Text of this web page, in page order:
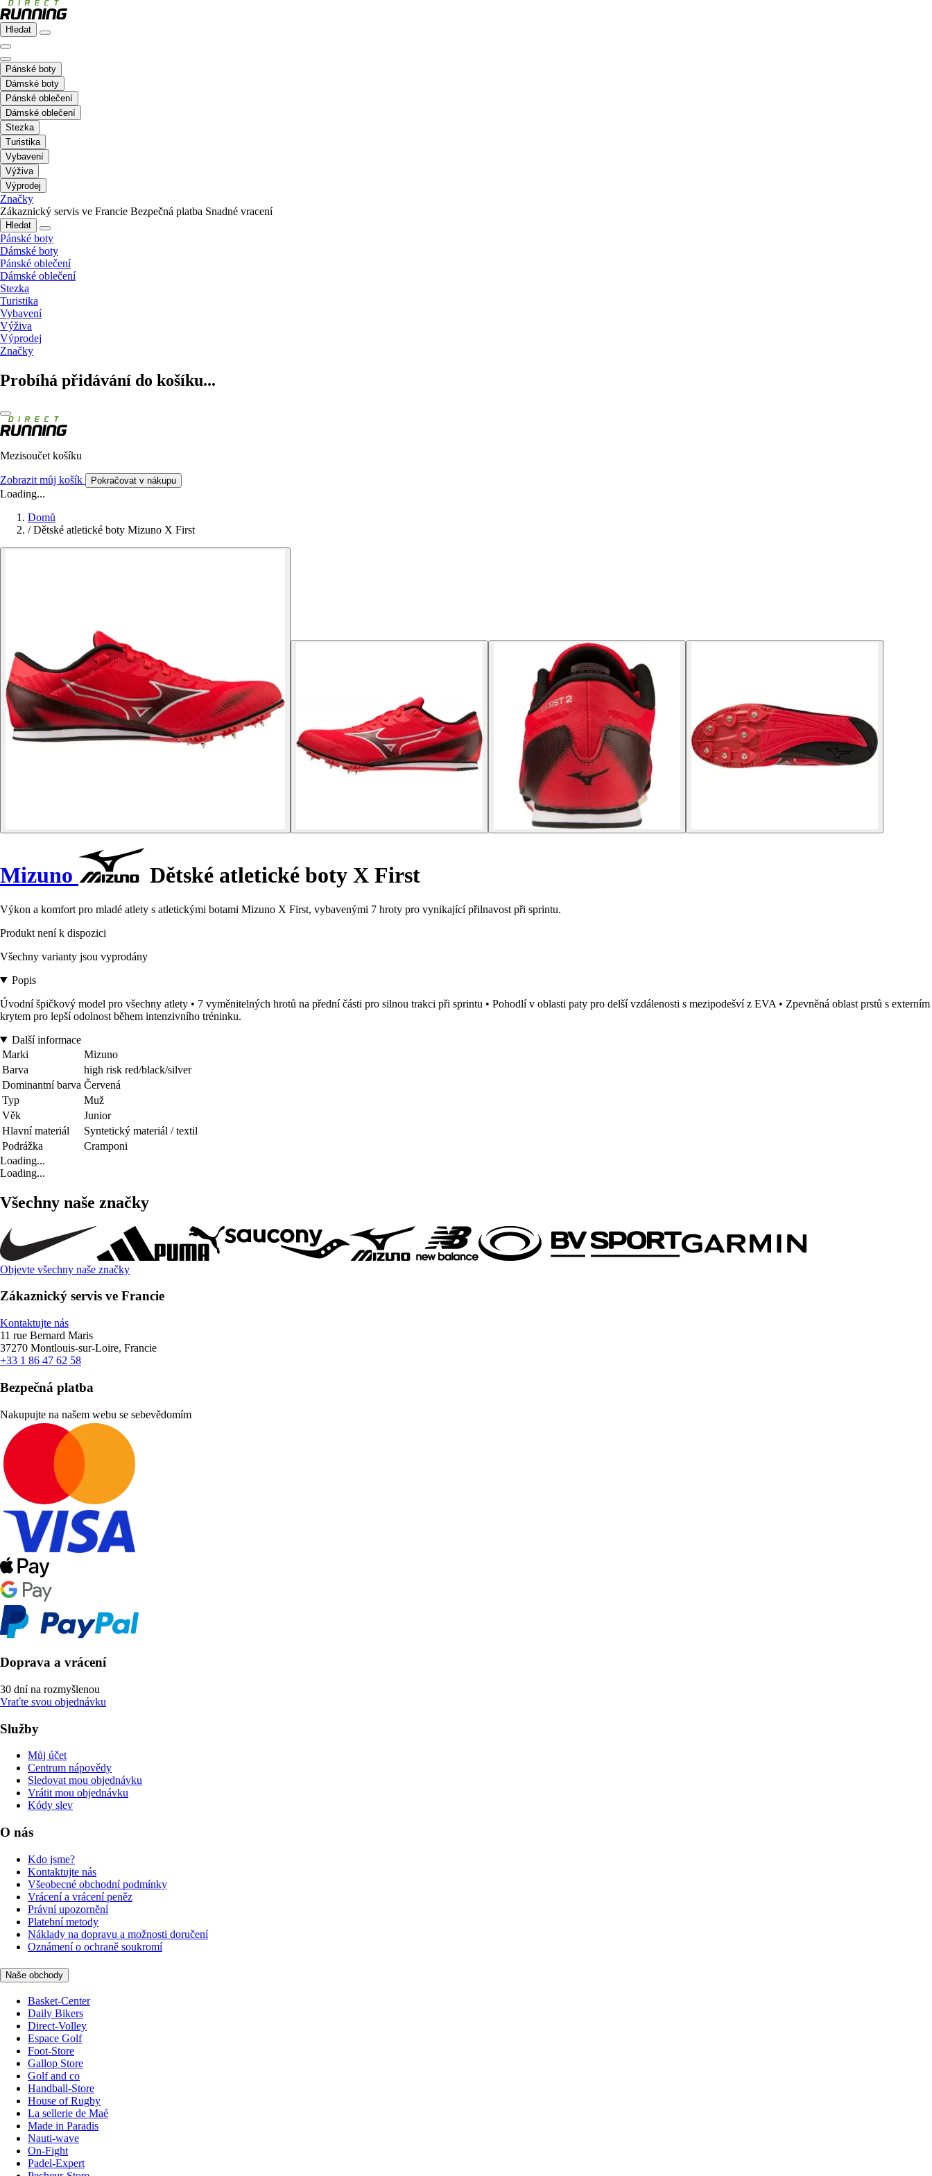
Hledat
Pánské boty
Dámské boty
Pánské oblečení
Dámské oblečení
Stezka
Turistika
Vybavení
Výživa
Výprodej
Značky
Zákaznický servis ve Francie Bezpečná platba Snadné vracení
Hledat
Pánské boty
Dámské boty
Pánské oblečení
Dámské oblečení
Stezka
Turistika
Vybavení
Výživa
Výprodej
Značky
Probíhá přidávání do košíku...
Mezisoučet košíku
Zobrazit můj košík Pokračovat v nákupu
Loading...
Domů
/ Dětské atletické boty Mizuno X First
Mizuno Dětské atletické boty X First
Výkon a komfort pro mladé atlety s atletickými botami Mizuno X First, vybavenými 7 hroty pro vynikající přilnavost při sprintu.
Produkt není k dispozici
Všechny varianty jsou vyprodány
Popis
Úvodní špičkový model pro všechny atlety • 7 vyměnitelných hrotů na přední části pro silnou trakci při sprintu • Pohodlí v oblasti paty pro delší vzdálenosti s mezipodešví z EVA • Zpevněná oblast prstů s externím
krytem pro lepší odolnost během intenzivního tréninku.
Další informace
Marki
Mizuno
Barva
high risk red/black/silver
Dominantní barva Červená
Typ
Muž
Věk
Junior
Hlavní materiál
Syntetický materiál / textil
Podrážka
Cramponi
Loading...
Loading...
Všechny naše značky
Objevte všechny naše značky
Zákaznický servis ve Francie
Kontaktujte nás
11 rue Bernard Maris
37270 Montlouis-sur-Loire, Francie
+33 1 86 47 62 58
Bezpečná platba
Nakupujte na našem webu se sebevědomím
Doprava a vrácení
30 dní na rozmyšlenou
Vraťte svou objednávku
Služby
Můj účet
Centrum nápovědy
Sledovat mou objednávku
Vrátit mou objednávku
Kódy slev
O nás
Kdo jsme?
Kontaktujte nás
Všeobecné obchodní podmínky
Vrácení a vrácení peněz
Právní upozornění
Platební metody
Náklady na dopravu a možnosti doručení
Oznámení o ochraně soukromí
Naše obchody
Basket-Center
Daily Bikers
Direct-Volley
Espace Golf
Foot-Store
Gallop Store
Golf and co
Handball-Store
House of Rugby
La sellerie de Maé
Made in Paradis
Nauti-wave
On-Fight
Padel-Expert